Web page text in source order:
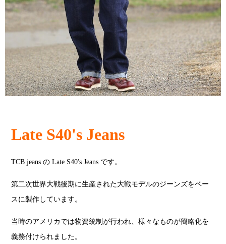
Late S40's Jeans
TCB jeans の Late S40's Jeans です。
第二次世界大戦後期に生産された大戦モデルのジーンズをベー
スに製作しています。
当時のアメリカでは物資統制が行われ、様々なものが簡略化を
義務付けられました。